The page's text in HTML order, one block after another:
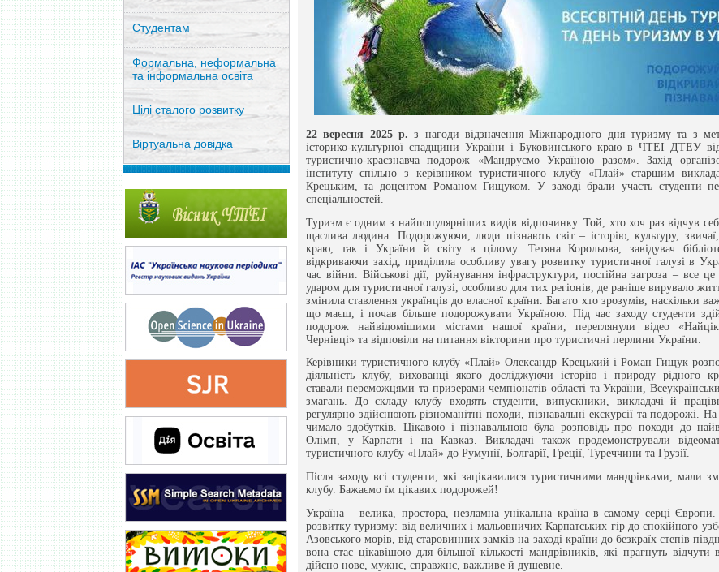
Студентам
Формальна, неформальна
та інформальна освіта
Цілі сталого розвитку
Віртуальна довідка
22 вересня 2025 р. з нагоди відзначення Міжнародного дня туризму та з
історико-культурної спадщини України і Буковинського краю в ЧТЕІ ДТЕУ
туристично-краєзнавча подорож «Мандруємо Україною разом». Захід
інституту спільно з керівником туристичного клубу «Плай» старшим
Крецьким, та доцентом Романом Гищуком. У заході брали участь студенти
спеціальностей.
Туризм є одним з найпопулярніших видів відпочинку. Той, хто хоч раз відчув
щаслива людина. Подорожуючи, люди пізнають світ – історію, культуру,
краю, так і України й світу в цілому. Тетяна Корольова, завідувач
відкриваючи захід, приділила особливу увагу розвитку туристичної галузі в
час війни. Військові дії, руйнування інфраструктури, постійна загроза – все
ударом для туристичної галузі, особливо для тих регіонів, де раніше вирувало
змінила ставлення українців до власної країни. Багато хто зрозумів, наскільки
що маєш, і почав більше подорожувати Україною. Під час заходу студенти
подорож найвідомішими містами нашої країни, переглянули відео
Чернівці» та відповіли на питання вікторини про туристичні перлини України.
Керівники туристичного клубу «Плай» Олександр Крецький і Роман Гищук
діяльність клубу, вихованці якого досліджуючи історію і природу рідного
ставали переможцями та призерами чемпіонатів області та України,
змагань. До складу клубу входять студенти, випускники, викладачі й
регулярно здійснюють різноманітні походи, пізнавальні екскурсії та подорожі.
чимало здобутків. Цікавою і пізнавальною була розповідь про походи до
Олімп, у Карпати і на Кавказ. Викладачі також продемонстрували
туристичного клубу «Плай» до Румунії, Болгарії, Греції, Туреччини та Грузії.
Після заходу всі студенти, які зацікавилися туристичними мандрівками, мали
клубу. Бажаємо їм цікавих подорожей!
Україна – велика, простора, незламна унікальна країна в самому серці
розвитку туризму: від величних і мальовничих Карпатських гір до спокійного
Азовського морів, від старовинних замків на заході країни до безкраїх степів
вона стає цікавішою для більшої кількості мандрівників, які прагнуть
дійсно нове, мужнє, справжнє, важливе й душевне.